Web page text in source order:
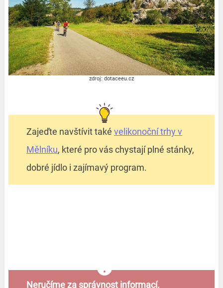
zdroj: dotaceeu.cz
Zajeďte navštívit také velikonoční trhy v
Mělníku, které pro vás chystají plné stánky,
dobré jídlo i zajímavý program.
Neručíme za správnost informací.